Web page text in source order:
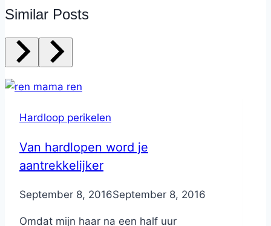
Similar Posts
Hardloop perikelen
Van hardlopen word je
aantrekkelijker
ByNicole
September 8, 2016September 8, 2016
Omdat mijn haar na een half uur